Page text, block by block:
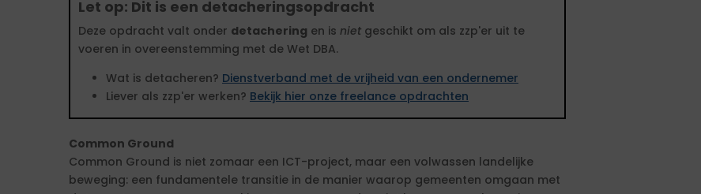
Let op: Dit is een detacheringsopdracht
Deze opdracht valt onder detachering en is niet geschikt om als zzp'er uit te
voeren in overeenstemming met de Wet DBA.
Wat is detacheren? Dienstverband met de vrijheid van een ondernemer
Liever als zzp'er werken? Bekijk hier onze freelance opdrachten
Common Ground
Common Ground is niet zomaar een ICT-project, maar een volwassen landelijke
beweging: een fundamentele transitie in de manier waarop gemeenten omgaan met